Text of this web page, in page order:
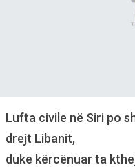
Lufta civile në Siri po
drejt Libanit,
duke kërcënuar ta